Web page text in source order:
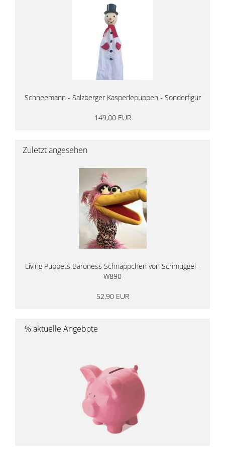
Schneemann - Salzberger Kasperlepuppen - Sonderfigur
149,00 EUR
Zuletzt angesehen
Living Puppets Baroness Schnäppchen von Schmuggel -
W890
52,90 EUR
% aktuelle Angebote